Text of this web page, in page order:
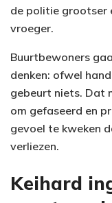
de politie grootser
vroeger.
Buurtbewoners
denken: ofwel
gebeurt niets. Dat
om gefaseerd en
gevoel te kweken
verliezen.
Keihard